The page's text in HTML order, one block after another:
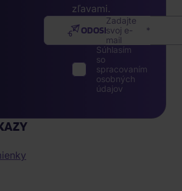
zľavami.
Zadajte
svoj e-
mail
ODOSLAŤ
Súhlasím
so
spracovaním
osobných
údajov